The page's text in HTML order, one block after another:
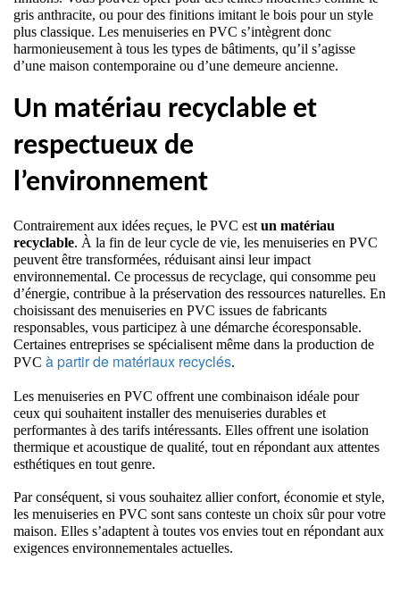
gris anthracite, ou pour des finitions imitant le bois pour un style
plus classique. Les menuiseries en PVC s’intègrent donc
harmonieusement à tous les types de bâtiments, qu’il s’agisse
d’une maison contemporaine ou d’une demeure ancienne.
Un matériau recyclable et
respectueux de
l’environnement
Contrairement aux idées reçues, le PVC est un matériau
recyclable. À la fin de leur cycle de vie, les menuiseries en PVC
peuvent être transformées, réduisant ainsi leur impact
environnemental. Ce processus de recyclage, qui consomme peu
d’énergie, contribue à la préservation des ressources naturelles. En
choisissant des menuiseries en PVC issues de fabricants
responsables, vous participez à une démarche écoresponsable.
Certaines entreprises se spécialisent même dans la production de
PVC à partir de matériaux recyclés.
Les menuiseries en PVC offrent une combinaison idéale pour
ceux qui souhaitent installer des menuiseries durables et
performantes à des tarifs intéressants. Elles offrent une isolation
thermique et acoustique de qualité, tout en répondant aux attentes
esthétiques en tout genre.
Par conséquent, si vous souhaitez allier confort, économie et style,
les menuiseries en PVC sont sans conteste un choix sûr pour votre
maison. Elles s’adaptent à toutes vos envies tout en répondant aux
exigences environnementales actuelles.